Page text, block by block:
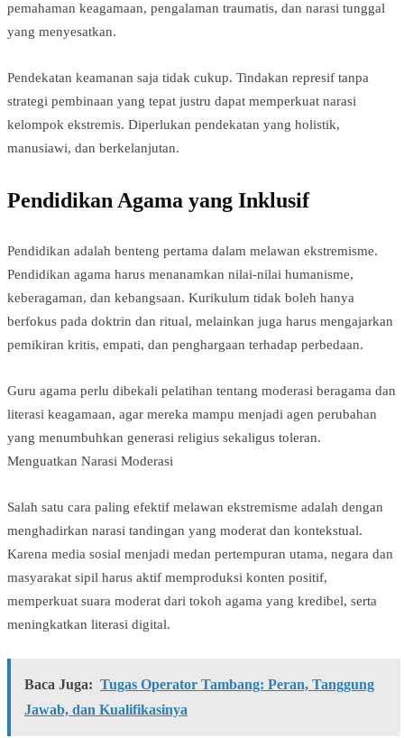
pemahaman keagamaan, pengalaman traumatis, dan narasi tunggal
yang menyesatkan.
Pendekatan keamanan saja tidak cukup. Tindakan represif tanpa
strategi pembinaan yang tepat justru dapat memperkuat narasi
kelompok ekstremis. Diperlukan pendekatan yang holistik,
manusiawi, dan berkelanjutan.
Pendidikan Agama yang Inklusif
Pendidikan adalah benteng pertama dalam melawan ekstremisme.
Pendidikan agama harus menanamkan nilai-nilai humanisme,
keberagaman, dan kebangsaan. Kurikulum tidak boleh hanya
berfokus pada doktrin dan ritual, melainkan juga harus mengajarkan
pemikiran kritis, empati, dan penghargaan terhadap perbedaan.
Guru agama perlu dibekali pelatihan tentang moderasi beragama dan
literasi keagamaan, agar mereka mampu menjadi agen perubahan
yang menumbuhkan generasi religius sekaligus toleran.
Menguatkan Narasi Moderasi
Salah satu cara paling efektif melawan ekstremisme adalah dengan
menghadirkan narasi tandingan yang moderat dan kontekstual.
Karena media sosial menjadi medan pertempuran utama, negara dan
masyarakat sipil harus aktif memproduksi konten positif,
memperkuat suara moderat dari tokoh agama yang kredibel, serta
meningkatkan literasi digital.
Baca Juga: Tugas Operator Tambang: Peran, Tanggung
Jawab, dan Kualifikasinya